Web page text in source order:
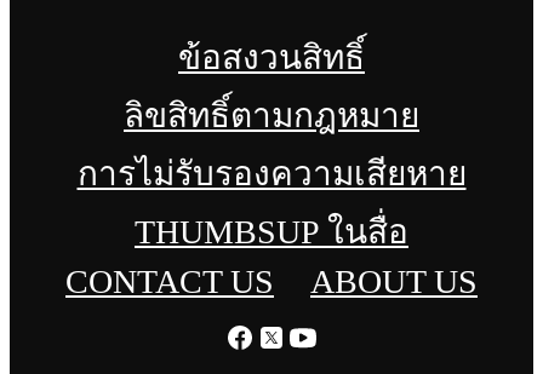
ข้อสงวนสิทธิ์
ลิขสิทธิ์ตามกฎหมาย
การไม่รับรองความเสียหาย
THUMBSUP ในสื่อ
CONTACT US
ABOUT US